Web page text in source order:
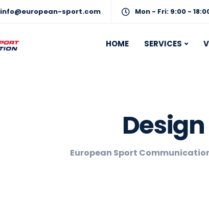
info@european-sport.com Mon - Fri: 9:00 -
HOME SERVICES
European Sport